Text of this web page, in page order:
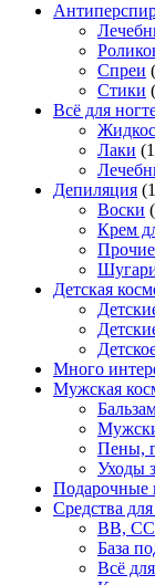
Спреи
Стики
Всё для
Лаки
Депиляция
Воски
Крем
Прочие
Детская
Много
Мужская
Пены,
Уходы
Подарочные
Средства
BB,
База
Всё